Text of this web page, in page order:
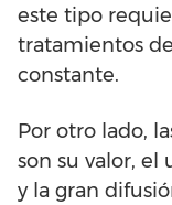
este tipo
tratamientos
constante.
Por otro lado,
son su valor, el
y la gran